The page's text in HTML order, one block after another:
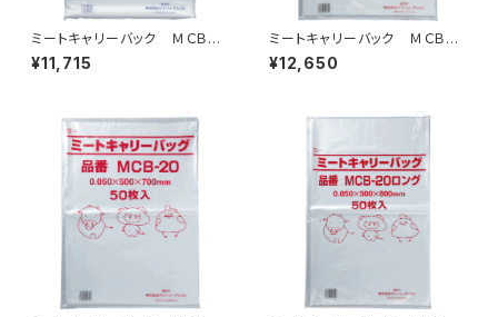
ミートキャリーバック ＭＣＢ－1
0特厚 紐付 800枚（100枚×
8冊）
¥11,715
ミートキャリーバック ＭＣＢ－1
5 紐付 800枚（50枚×16冊）
¥12,650